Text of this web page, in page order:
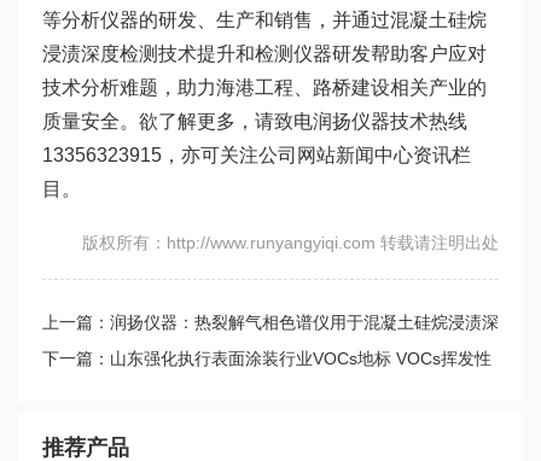
等分析仪器的研发、生产和销售，并通过混凝土硅烷
浸渍深度检测技术提升和检测仪器研发帮助客户应对
技术分析难题，助力海港工程、路桥建设相关产业的
质量安全。欲了解更多，请致电润扬仪器技术热线
13356323915，亦可关注公司网站新闻中心资讯栏
目。
版权所有：http://www.runyangyiqi.com 转载请注明出处
上一篇：润扬仪器：热裂解气相色谱仪用于混凝土硅烷浸渍深
度试验
下一篇：山东强化执行表面涂装行业VOCs地标 VOCs挥发性
推荐产品